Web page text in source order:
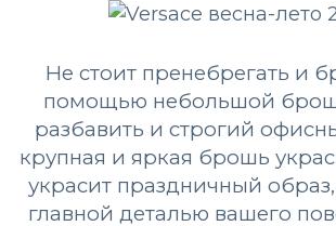
Не стоит пренебрегать и
помощью небольшой
разбавить и строгий
крупная и яркая брошь
украсит праздничный
главной деталью вашего